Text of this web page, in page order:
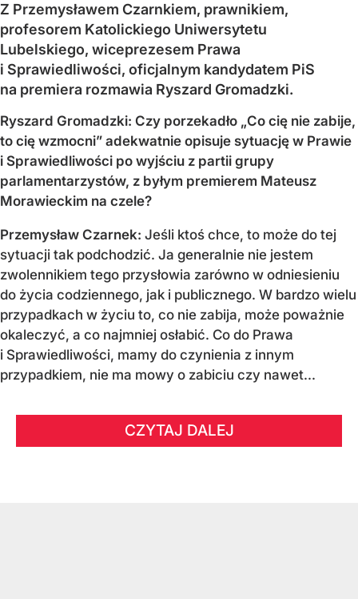
Z Przemysławem Czarnkiem, prawnikiem,
profesorem Katolickiego Uniwersytetu
Lubelskiego, wiceprezesem Prawa
i Sprawiedliwości, oficjalnym kandydatem PiS
na premiera rozmawia Ryszard Gromadzki.
Ryszard Gromadzki: Czy porzekadło „Co cię nie zabije,
to cię wzmocni” adekwatnie opisuje sytuację w Prawie
i Sprawiedliwości po wyjściu z partii grupy
parlamentarzystów, z byłym premierem Mateusz
Morawieckim na czele?
Przemysław Czarnek: Jeśli ktoś chce, to może do tej
sytuacji tak podchodzić. Ja generalnie nie jestem
zwolennikiem tego przysłowia zarówno w odniesieniu
do życia codziennego, jak i publicznego. W bardzo wielu
przypadkach w życiu to, co nie zabija, może poważnie
okaleczyć, a co najmniej osłabić. Co do Prawa
i Sprawiedliwości, mamy do czynienia z innym
przypadkiem, nie ma mowy o zabiciu czy nawet...
CZYTAJ DALEJ